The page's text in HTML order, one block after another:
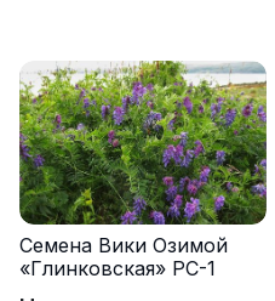
Семена Вики Озимой
«Глинковская» РС-1